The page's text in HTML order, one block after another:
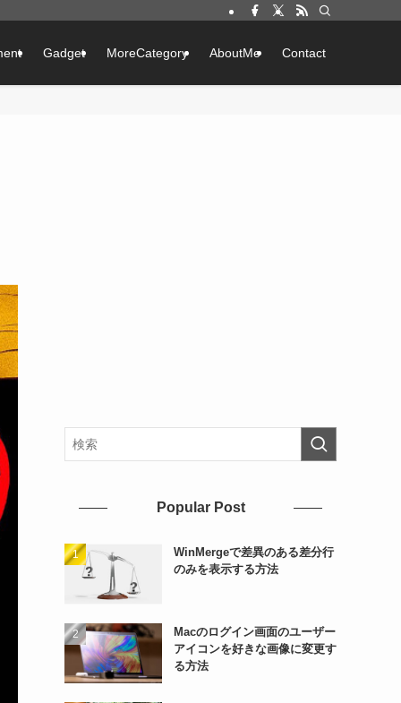
Gadget MoreCategory AboutMe Contact
Popular Post
WinMergeで差異のある差分行
のみを表示する方法
Macのログイン画面のユーザー
アイコンを好きな画像に変更す
る方法